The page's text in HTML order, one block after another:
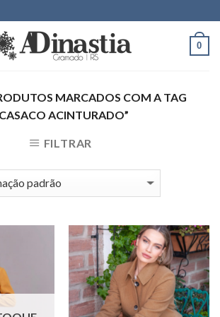
0
MARCADOS COM A TAG
ACINTURADO”
FILTRAR